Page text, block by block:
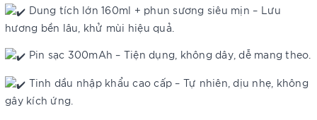
Dung tích lớn 160ml + phun sương siêu mịn – Lưu
hương bền lâu, khử mùi hiệu quả.
Pin sạc 300mAh – Tiện dụng, không dây, dễ mang theo.
Tinh dầu nhập khẩu cao cấp – Tự nhiên, dịu nhẹ, không
gây kích ứng.